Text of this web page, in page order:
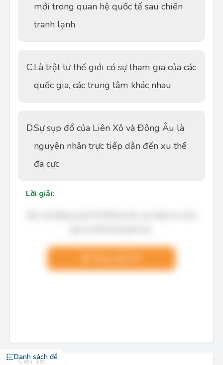
Danh sách đề
mới trong quan hệ quốc tế sau chiến
tranh lạnh
C.Là trật tư thế giới có sự tham gia của các
quốc gia, các trung tâm khác nhau
D.Sự sụp đổ của Liên Xô và Đông Âu là
nguyên nhân trực tiếp dẫn đến xu thế
đa cực
Lời giải:
Câu 16: